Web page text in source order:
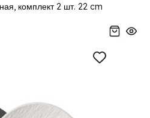
комплект 2 шт. 22 cm